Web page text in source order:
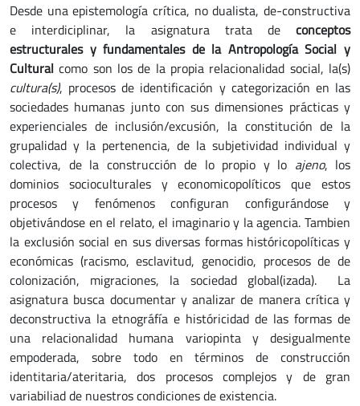
Desde una epistemología crítica, no dualista, de-constructiva
e interdiciplinar, la asignatura trata de conceptos
estructurales y fundamentales de la Antropología Social y
Cultural como son los de la propia relacionalidad social, la(s)
cultura(s), procesos de identificación y categorización en las
sociedades humanas junto con sus dimensiones prácticas y
experienciales de inclusión/excusión, la constitución de la
grupalidad y la pertenencia, de la subjetividad individual y
colectiva, de la construcción de lo propio y lo ajeno, los
dominios socioculturales y economicopolíticos que estos
procesos y fenómenos configuran configurándose y
objetivándose en el relato, el imaginario y la agencia. Tambien
la exclusión social en sus diversas formas históricopolíticas y
económicas (racismo, esclavitud, genocidio, procesos de de
colonización, migraciones, la sociedad global(izada). La
asignatura busca documentar y analizar de manera crítica y
deconstructiva la etnográfía e históricidad de las formas de
una relacionalidad humana variopinta y desigualmente
empoderada, sobre todo en términos de construcción
identitaria/ateritaria, dos procesos complejos y de gran
variabiliad de nuestros condiciones de existencia.